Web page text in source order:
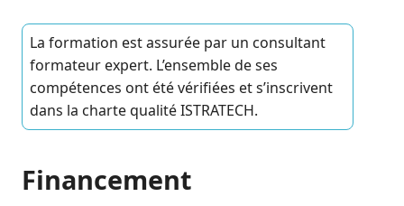
La formation est assurée par un consultant
formateur expert. L’ensemble de ses
compétences ont été vérifiées et s’inscrivent
dans la charte qualité ISTRATECH.
Financement